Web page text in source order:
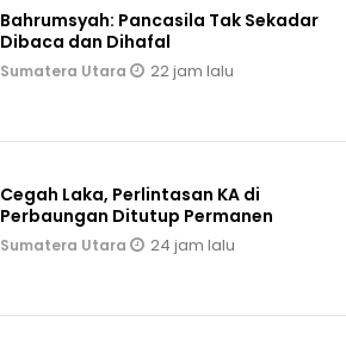
Bahrumsyah: Pancasila Tak Sekadar
Dibaca dan Dihafal
Sumatera Utara 22 jam lalu
Cegah Laka, Perlintasan KA di
Perbaungan Ditutup Permanen
Sumatera Utara 24 jam lalu